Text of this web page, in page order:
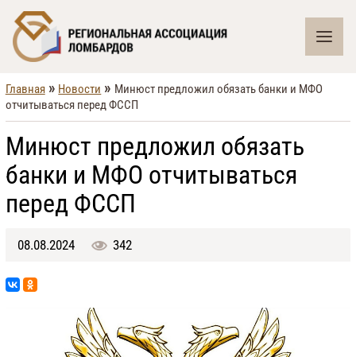
Главная » Новости » Минюст предложил обязать банки и МФО
отчитываться перед ФССП
Минюст предложил обязать
банки и МФО отчитываться
перед ФССП
08.08.2024 342